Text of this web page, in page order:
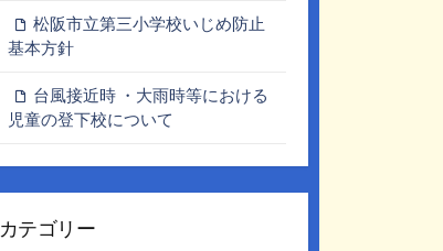
松阪市立第三小学校いじめ防止
基本方針
台風接近時 ・大雨時等における
児童の登下校について
カテゴリー